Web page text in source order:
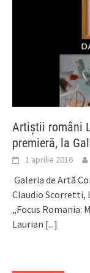
Artiștii români
premieră, la
1 aprilie 2016
Galeria de Artă
Claudio Scorretti,
„Focus Romania:
Laurian [...]